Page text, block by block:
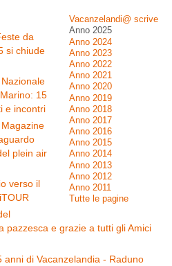
Vacanzelandi@ scrive
Anno 2025
Anno 2024
Anno 2023
Anno 2022
Anno 2021
Anno 2020
Anno 2019
Anno 2018
Anno 2017
Anno 2016
Anno 2015
Anno 2014
Anno 2013
Anno 2012
Anno 2011
Tutte le pagine
da
si chiude
15
e incontri
plein air
verso il
pazzesca e grazie a tutti gli Amici
anni di Vacanzelandia - Raduno